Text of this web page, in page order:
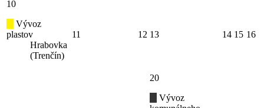
10
Vývoz
plastov
Hrabovka
(Trenčín)
11 12 13 14 15 16
20
Vývoz